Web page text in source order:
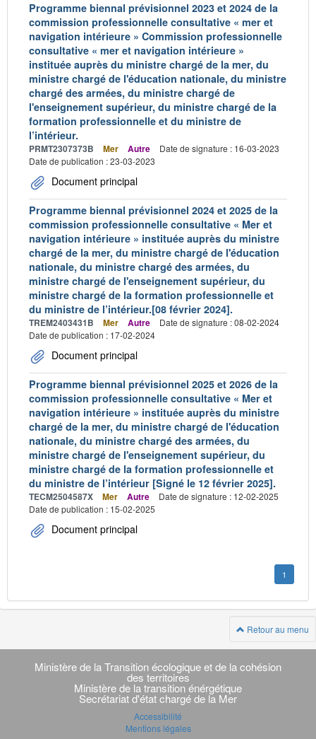
Programme biennal prévisionnel 2023 et 2024 de la
commission professionnelle consultative « mer et
navigation intérieure » Commission professionnelle
consultative « mer et navigation intérieure »
instituée auprès du ministre chargé de la mer, du
ministre chargé de l'éducation nationale, du ministre
chargé des armées, du ministre chargé de
l'enseignement supérieur, du ministre chargé de la
formation professionnelle et du ministre de
l’intérieur.
PRMT2307373B Mer Autre
Date de signature : 16-03-2023
Date de publication : 23-03-2023
Document principal
Programme biennal prévisionnel 2024 et 2025 de la
commission professionnelle consultative « Mer et
navigation intérieure » instituée auprès du ministre
chargé de la mer, du ministre chargé de l'éducation
nationale, du ministre chargé des armées, du
ministre chargé de l'enseignement supérieur, du
ministre chargé de la formation professionnelle et
du ministre de l’intérieur.[08 février 2024].
TREM2403431B Mer Autre
Date de signature : 08-02-2024
Date de publication : 17-02-2024
Document principal
Programme biennal prévisionnel 2025 et 2026 de la
commission professionnelle consultative « Mer et
navigation intérieure » instituée auprès du ministre
chargé de la mer, du ministre chargé de l'éducation
nationale, du ministre chargé des armées, du
ministre chargé de l'enseignement supérieur, du
ministre chargé de la formation professionnelle et
du ministre de l’intérieur [Signé le 12 février 2025].
TECM2504587X Mer Autre
Date de signature : 12-02-2025
Date de publication : 15-02-2025
Document principal
1
Retour au menu
Navigation
transverse
Ministère de la Transition écologique et de la cohésion
des territoires
Ministère de la transition énérgétique
Secrétariat d'état chargé de la Mer
Accessibilité
Mentions légales